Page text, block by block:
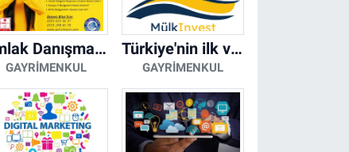
Emlak Danışmanı Seviye 5 Mesleki Yeterlilik Belgesi
GAYRIMENKUL
Türkiye'nin ilk ve tek yapay zeka destekli arsa ilan platformu
GAYRIMENKUL